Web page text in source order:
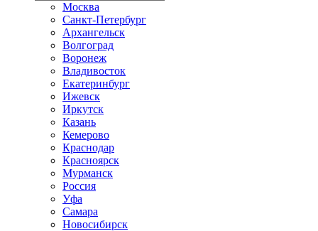
Москва
Санкт-Петербург
Архангельск
Волгоград
Воронеж
Владивосток
Екатеринбург
Ижевск
Иркутск
Казань
Кемерово
Краснодар
Красноярск
Мурманск
Россия
Уфа
Самара
Новосибирск